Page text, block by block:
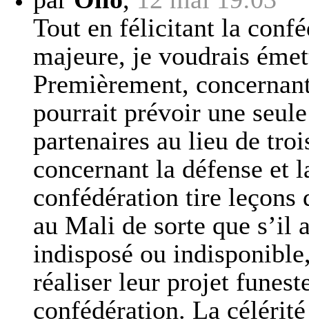
Tout en félicitant la
majeure, je voudrais
Premièrement,
pourrait prévoir une
partenaires au lieu de
concernant la défense et
confédération tire leçons
au Mali de sorte que s’il
indisposé ou
réaliser leur projet
confédération. La